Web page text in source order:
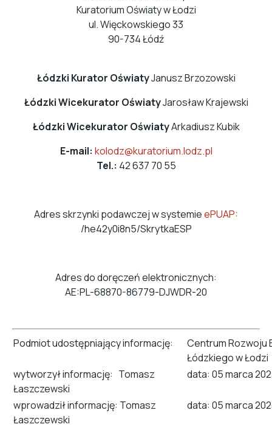
Kuratorium Oświaty w Łodzi
ul. Więckowskiego 33
90-734 Łódź
Łódzki Kurator OświatyJanusz Brzozowski
Łódzki Wicekurator OświatyJarosław Krajewski
Łódzki Wicekurator OświatyArkadiusz Kubik
E-mail: kolodz@kuratorium.lodz.pl
Tel.: 42 637 70 55
Adres skrzynki podawczej w systemieePUAP:
/he42y0i8n5/SkrytkaESP
Adres do doręczeń elektronicznych:
AE:PL-68870-86779-DJWDR-20
Podmiot udostępniający informację:
Centrum Rozwoju
Łódzkiego w Łodzi
wytworzył informację: Tomasz
Łaszczewski
data: 05 marca
wprowadził informację: Tomasz
Łaszczewski
data: 05 marca